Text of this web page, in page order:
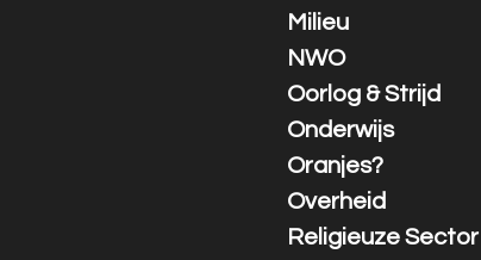
Milieu
NWO
Oorlog & Strijd
Onderwijs
Oranjes?
Overheid
Religieuze Sector